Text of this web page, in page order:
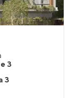
3
3